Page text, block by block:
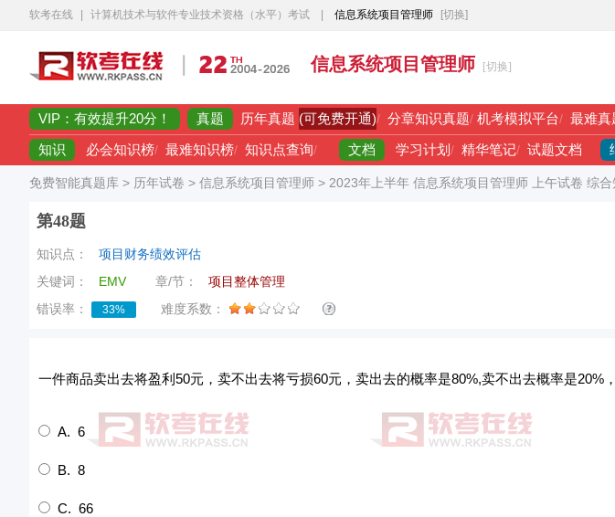
软考在线 计算机技术与软件专业技术资格（水平）考试 信息系统项目管理师 [切换]
信息系统项目管理师 [切换]
VIP：有效提升20分！ 真题 历年真题 (可免费开通)/ 分章知识真题/ 机考模拟平台/ 最难真
知识 必会知识榜/ 最难知识榜/ 知识点查询/ 文档 学习计划/ 精华笔记/ 试题文档
免费智能真题库 > 历年试卷 > 信息系统项目管理师 > 2023年上半年 信息系统项目管理师 上午试卷 综合
第48题
知识点：
项目财务绩效评估
关键词：
EMV 章/节：
项目整体管理
错误率：
33% 难度系数：
一件商品卖出去将盈利50元，卖不出去将亏损60元，卖出去的概率是80%,卖不出去概率是20%
A. 6
B. 8
C. 66